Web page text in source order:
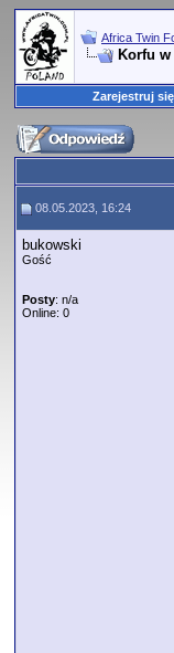
Africa Twin
Korfu w
Zarejestruj się
08.05.2023, 16:24
bukowski
Gość
Posty: n/a
Online: 0